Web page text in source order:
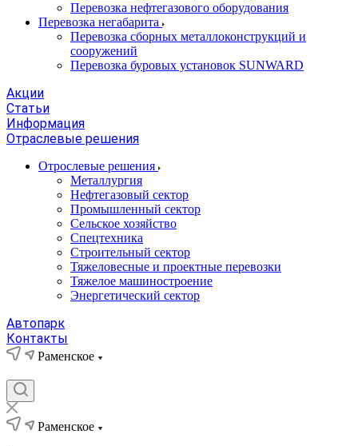
Перевозка нефтегазового оборудования
Перевозка негабарита
Перевозка сборных металлоконструкций и
сооружений
Перевозка буровых установок SUNWARD
Акции
Статьи
Информация
Отраслевые решения
Отрослевые решения
Металлургия
Нефтегазовый сектор
Промышленный сектор
Сельское хозяйство
Спецтехника
Строительный сектор
Тяжеловесные и проектные перевозки
Тяжелое машиностроение
Энергетический сектор
Автопарк
Контакты
Раменское
Раменское